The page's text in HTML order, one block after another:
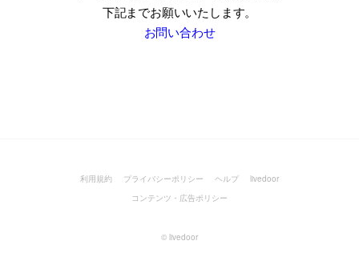
下記までお願いいたします。
お問い合わせ
利用規約 プライバシーポリシー ヘルプ
livedoor
コンテンツ・広告ポリシー
© livedoor